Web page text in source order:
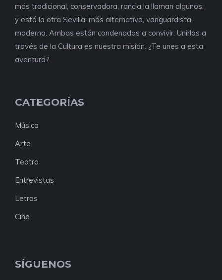
más tradicional, conservadora, rancia la llaman algunos;
y está la otra Sevilla: más alternativa, vanguardista,
moderna. Ambas están condenadas a convivir. Unirlas a
través de la Cultura es nuestra misión. ¿Te unes a esta
aventura?
CATEGORÍAS
Música
Arte
Teatro
Entrevistas
Letras
Cine
SÍGUENOS